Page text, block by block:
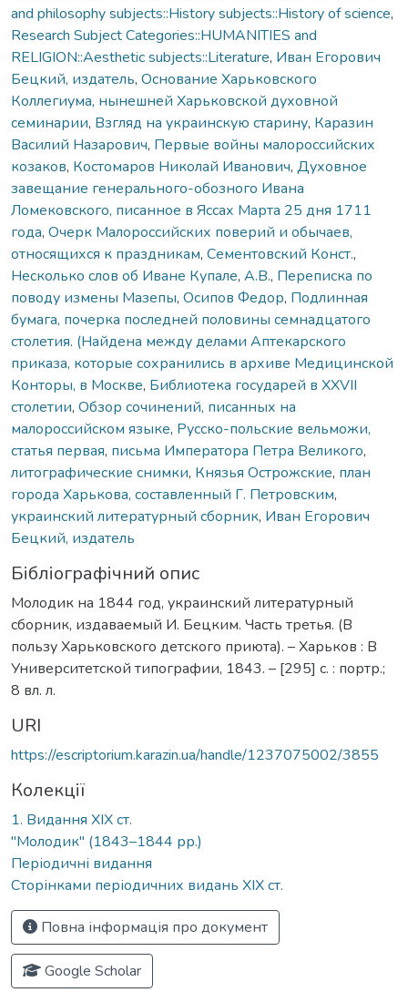
and philosophy subjects::History subjects::History of science,
Research Subject Categories::HUMANITIES and
RELIGION::Aesthetic subjects::Literature, Иван Егорович
Бецкий, издатель, Основание Харьковского
Коллегиума, нынешней Харьковской духовной
семинарии, Взгляд на украинскую старину, Каразин
Василий Назарович, Первые войны малороссийских
козаков, Костомаров Николай Иванович, Духовное
завещание генерального-обозного Ивана
Ломековского, писанное в Яссах Марта 25 дня 1711
года, Очерк Малороссийских поверий и обычаев,
относящихся к праздникам, Сементовский Конст.,
Несколько слов об Иване Купале, А.В., Переписка по
поводу измены Мазепы, Осипов Федор, Подлинная
бумага, почерка последней половины семнадцатого
столетия. (Найдена между делами Аптекарского
приказа, которые сохранились в архиве Медицинской
Конторы, в Москве, Библиотека государей в XXVII
столетии, Обзор сочинений, писанных на
малороссийском языке, Русско-польские вельможи,
статья первая, письма Императора Петра Великого,
литографические снимки, Князья Острожские, план
города Харькова, составленный Г. Петровским,
украинский литературный сборник, Иван Егорович
Бецкий, издатель
Бібліографічний опис
Молодик на 1844 год, украинский литературный
сборник, издаваемый И. Бецким. Часть третья. (В
пользу Харьковского детского приюта). – Харьков : В
Университетской типографии, 1843. – [295] с. : портр.;
8 вл. л.
URI
https://escriptorium.karazin.ua/handle/1237075002/3855
Колекції
1. Видання ХІХ ст.
"Молодик" (1843–1844 рр.)
Періодичні видання
Сторінками періодичних видань ХІХ ст.
Повна інформація про документ
Google Scholar